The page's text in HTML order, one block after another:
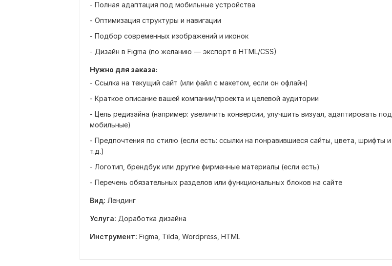
- Полная адаптация под мобильные устройства
- Оптимизация структуры и навигации
- Подбор современных изображений и иконок
- Дизайн в Figma (по желанию — экспорт в HTML/CSS)
Нужно для заказа:
- Ссылка на текущий сайт (или файл с макетом, если он офлайн)
- Краткое описание вашей компании/проекта и целевой аудитории
- Цель редизайна (например: увеличить конверсии, улучшить визуал, адаптировать под
мобильные)
- Предпочтения по стилю (если есть: ссылки на понравившиеся сайты, цвета, шрифты и
т.д.)
- Логотип, брендбук или другие фирменные материалы (если есть)
- Перечень обязательных разделов или функциональных блоков на сайте
Вид: Лендинг
Услуга: Доработка дизайна
Инструмент: Figma, Tilda, Wordpress, HTML